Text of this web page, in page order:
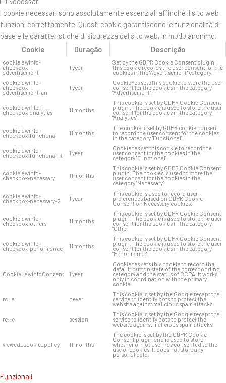
I cookie necessari sono assolutamente essenziali affinché il sito web
funzioni correttamente. Questi cookie garantiscono le funzionalità di
base e le caratteristiche di sicurezza del sito web, in modo anonimo.
Cookie
Duração Descrição
cookielawinfo-
checkbox-
advertisement
1 year
Set by the GDPR Cookie Consent plugin,
this cookie records the user consent for the
cookies in the "Advertisement" category.
cookielawinfo-
checkbox-
advertisement-en
1 year
CookieYes sets this cookie to store the user
consent for the cookies in the category
"Advertisement".
cookielawinfo-
checkbox-analytics 11 months
This cookie is set by GDPR Cookie Consent
plugin. The cookie is used to store the user
consent for the cookies in the category
"Analytics".
cookielawinfo-
checkbox-functional 11 months
The cookie is set by GDPR cookie consent
to record the user consent for the cookies
in the category "Functional".
cookielawinfo-
checkbox-functional-it 1 year
CookieYes set this cookie to record the
user consent for the cookies in the
category "Functional".
cookielawinfo-
checkbox-necessary 11 months
This cookie is set by GDPR Cookie Consent
plugin. The cookies is used to store the
user consent for the cookies in the
category "Necessary".
cookielawinfo-
checkbox-necessary-2 1 year
This cookie is used to record user
preferences based on GDPR Cookie
Consent on Necessary cookies.
cookielawinfo-
checkbox-others 11 months
This cookie is set by GDPR Cookie Consent
plugin. The cookie is used to store the user
consent for the cookies in the category
"Other.
cookielawinfo-
checkbox-performance 11 months
This cookie is set by GDPR Cookie Consent
plugin. The cookie is used to store the user
consent for the cookies in the category
"Performance".
CookieLawInfoConsent 1 year
CookieYes sets this cookie to record the
default button state of the corresponding
category and the status of CCPA. It works
only in coordination with the primary
cookie.
rc::a never
This cookie is set by the Google recaptcha
service to identify bots to protect the
website against malicious spam attacks.
rc::c session
This cookie is set by the Google recaptcha
service to identify bots to protect the
website against malicious spam attacks.
viewed_cookie_policy 11 months
The cookie is set by the GDPR Cookie
Consent plugin and is used to store
whether or not user has consented to the
use of cookies. It does not store any
personal data.
Funzionali